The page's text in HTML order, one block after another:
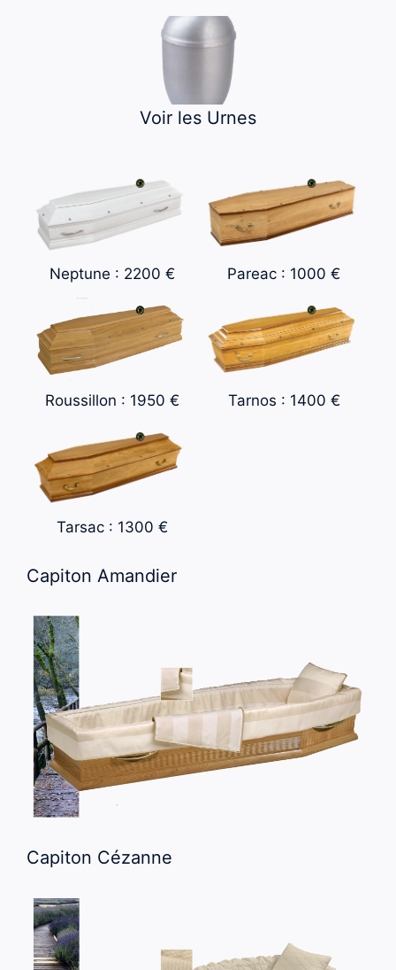
Voir les Urnes
Neptune : 2200 € Pareac : 1000 €
Roussillon : 1950 € Tarnos : 1400 €
Tarsac : 1300 €
Capiton Amandier
Capiton Cézanne